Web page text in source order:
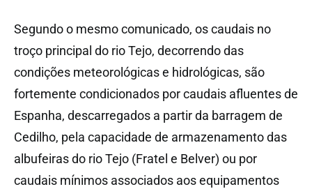
Segundo o mesmo comunicado, os caudais no
troço principal do rio Tejo, decorrendo das
condições meteorológicas e hidrológicas, são
fortemente condicionados por caudais afluentes de
Espanha, descarregados a partir da barragem de
Cedilho, pela capacidade de armazenamento das
albufeiras do rio Tejo (Fratel e Belver) ou por
caudais mínimos associados aos equipamentos